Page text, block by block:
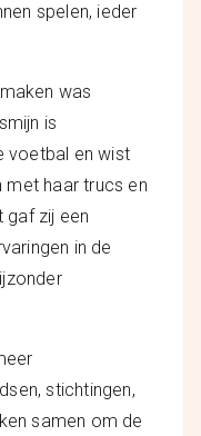
spelen, ieder
was
is
voetbal en wist
met haar trucs en
gaf zij een
in de
stichtingen,
samen om de